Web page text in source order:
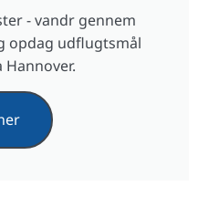
- vandr gennem
opdag udflugtsmål